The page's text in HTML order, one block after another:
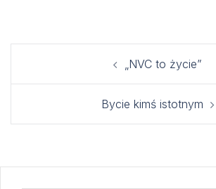
„NVC to życie”
Bycie kimś istotnym